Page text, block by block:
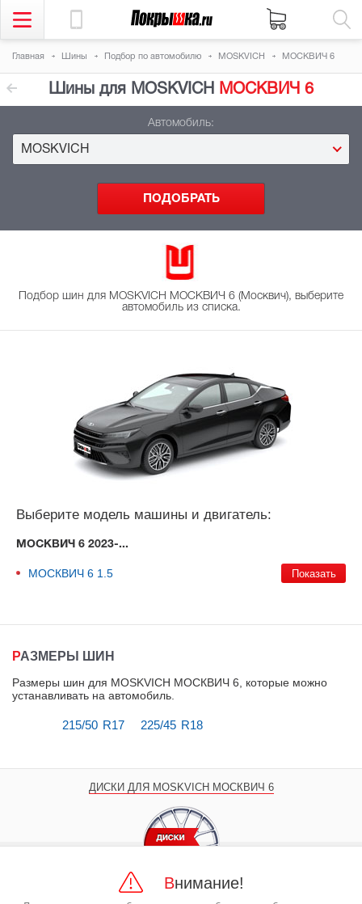
Главная Шины Подбор по автомобилю MOSKVICH МОСКВИЧ 6
Шины для MOSKVICH МОСКВИЧ 6
Автомобиль:
MOSKVICH
Подбор шин для MOSKVICH МОСКВИЧ 6 (Москвич), выберите
автомобиль из списка.
Выберите модель машины и двигатель:
МОСКВИЧ 6 2023-...
МОСКВИЧ 6 1.5
РАЗМЕРЫ ШИН
Размеры шин для MOSKVICH МОСКВИЧ 6, которые можно
устанавливать на автомобиль
215/50 R17 225/45 R18
ДИСКИ ДЛЯ MOSKVICH МОСКВИЧ 6
Внимание!